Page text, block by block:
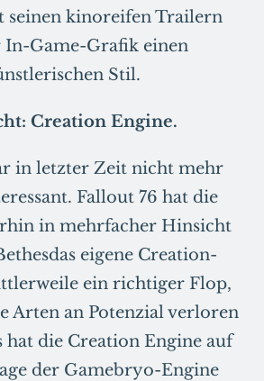
seinen kinoreifen Trailern
In-Game-Grafik einen
Stil.
Creation Engine.
in letzter Zeit nicht mehr
Fallout 76 hat die
in mehrfacher Hinsicht
eigene Creation-
ein richtiger Flop,
Arten an Potenzial verloren
hat die Creation Engine auf
der Gamebryo-Engine